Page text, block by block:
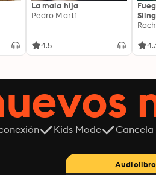
La mala hija
Pedro Martí
4.5
Kids Mode Cancela